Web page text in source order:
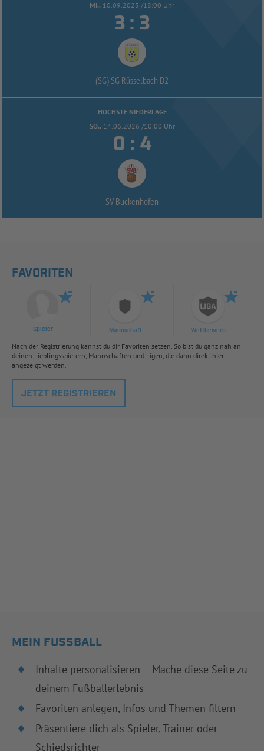
MI.. 10.09.2025 /18:00 Uhr
 : 
(SG) SG Rüsselbach D2
HÖCHSTE NIEDERLAGE
SO.. 14.06.2026 /10:00 Uhr
 : 
SV Buckenhofen
FAVORITEN
Spieler Mannschaft Wettbewerb
Nach der Registrierung kannst du dir Favoriten setzen. So bist du ganz nah an
deinen Lieblingsspielern, Mannschaften und Ligen, die dann direkt hier
angezeigt werden.
JETZT REGISTRIEREN
MEIN FUSSBALL
Inhalte personalisieren – Mache diese Seite zu
deinem Fußballerlebnis
Favoriten anlegen, Infos und Themen filtern
Präsentiere dich als Spieler, Trainer oder
Schiedsrichter